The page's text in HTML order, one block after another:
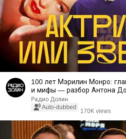
100 лет Мэрилин Монро:
и мифы — разбор Антона
Радио Долин
Auto-dubbed
170K views